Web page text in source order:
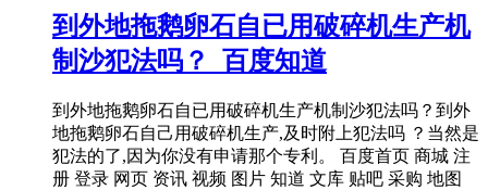
到外地拖鹅卵石自已用破碎机生产机
制沙犯法吗？_百度知道
到外地拖鹅卵石自已用破碎机生产机制沙犯法吗？到外
地拖鹅卵石自己用破碎机生产,及时附上犯法吗 ？当然是
犯法的了,因为你没有申请那个专利。 百度首页 商城 注
册 登录 网页 资讯 视频 图片 知道 文库 贴吧 采购 地图